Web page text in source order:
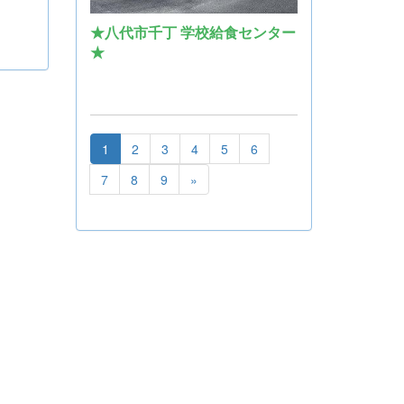
★八代市千丁 学校給食センター
★
1 2 3 4 5
6
7
8 9 »